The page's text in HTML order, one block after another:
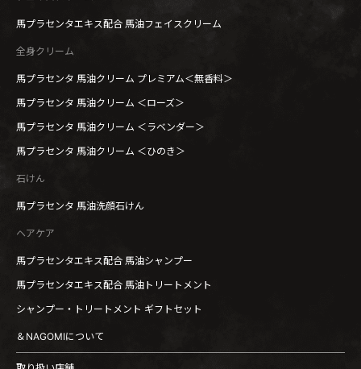
馬プラセンタエキス配合 馬油フェイスクリーム
全身クリーム
馬プラセンタ 馬油クリーム プレミアム＜無香料＞
馬プラセンタ 馬油クリーム ＜ローズ＞
馬プラセンタ 馬油クリーム ＜ラベンダー＞
馬プラセンタ 馬油クリーム ＜ひのき＞
石けん
馬プラセンタ 馬油洗顔石けん
ヘアケア
馬プラセンタエキス配合 馬油シャンプー
馬プラセンタエキス配合 馬油トリートメント
シャンプー・トリートメント ギフトセット
＆NAGOMIについて